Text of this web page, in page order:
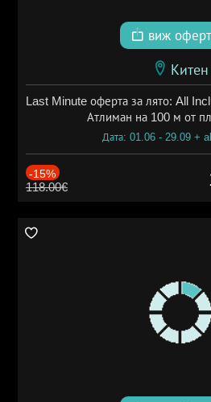
виж
Китен
Last Minute оферта за лято: All
Атлиман на 100 м от
Дата: 01.06 - 29.09 +
-15%
118.00€